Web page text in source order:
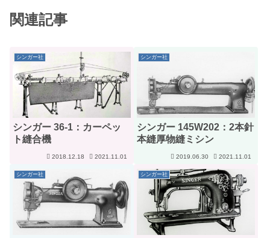
関連記事
シンガー社
シンガー 36-1：カーペッ
ト縫合機
2018.12.18 2021.11.01
シンガー社
シンガー 145W202：2本針
本縫厚物縫ミシン
2019.06.30 2021.11.01
シンガー社 シンガー社